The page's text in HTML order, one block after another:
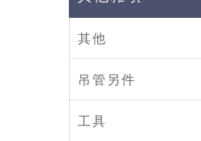
其他
吊管另件
工具